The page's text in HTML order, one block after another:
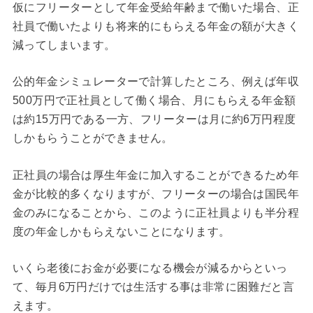
仮にフリーターとして年金受給年齢まで働いた場合、正
社員で働いたよりも将来的にもらえる年金の額が大きく
減ってしまいます。
公的年金シミュレーターで計算したところ、例えば年収
500万円で正社員として働く場合、月にもらえる年金額
は約15万円である一方、フリーターは月に約6万円程度
しかもらうことができません。
正社員の場合は厚生年金に加入することができるため年
金が比較的多くなりますが、フリーターの場合は国民年
金のみになることから、このように正社員よりも半分程
度の年金しかもらえないことになります。
いくら老後にお金が必要になる機会が減るからといっ
て、毎月6万円だけでは生活する事は非常に困難だと言
えます。